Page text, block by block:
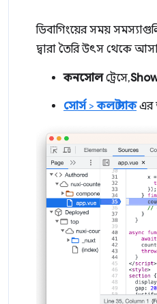
ডিবাগিংয়ের সময়
দ্বারা তৈরি উৎস থেকে
কনসোলট্রেসে,
সোর্স>কল স্ট্যাকএর